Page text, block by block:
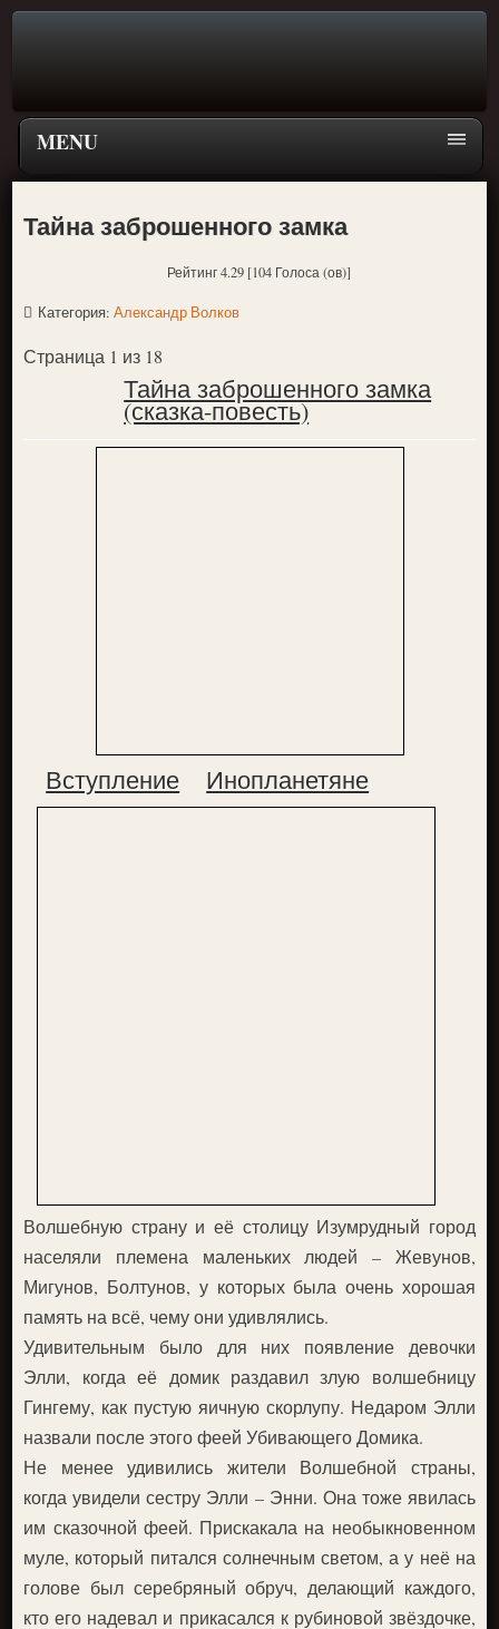
MENU
Главная страница
Поиск
ПЕРЕЙТИ К ГЛАВНОМУ МЕНЮ СКАЗОК
Новое
Популярное
Тайна заброшенного замка
Рейтинг 4.29 [104 Голоса (ов)]
Категория:Александр Волков
Страница 1 из 18
Тайна заброшенного замка
(сказка-повесть)
Вступление Инопланетяне
Волшебную страну и её столицу Изумрудный город
населяли племена маленьких людей – Жевунов,
Мигунов, Болтунов, у которых была очень хорошая
память на всё, чему они удивлялись.
Удивительным было для них появление девочки
Элли, когда её домик раздавил злую волшебницу
Гингему, как пустую яичную скорлупу. Недаром Элли
назвали после этого феей Убивающего Домика.
Не менее удивились жители Волшебной страны,
когда увидели сестру Элли – Энни. Она тоже явилась
им сказочной феей. Прискакала на необыкновенном
муле, который питался солнечным светом, а у неё на
голове был серебряный обруч, делающий каждого,
кто его надевал и прикасался к рубиновой звёздочке,